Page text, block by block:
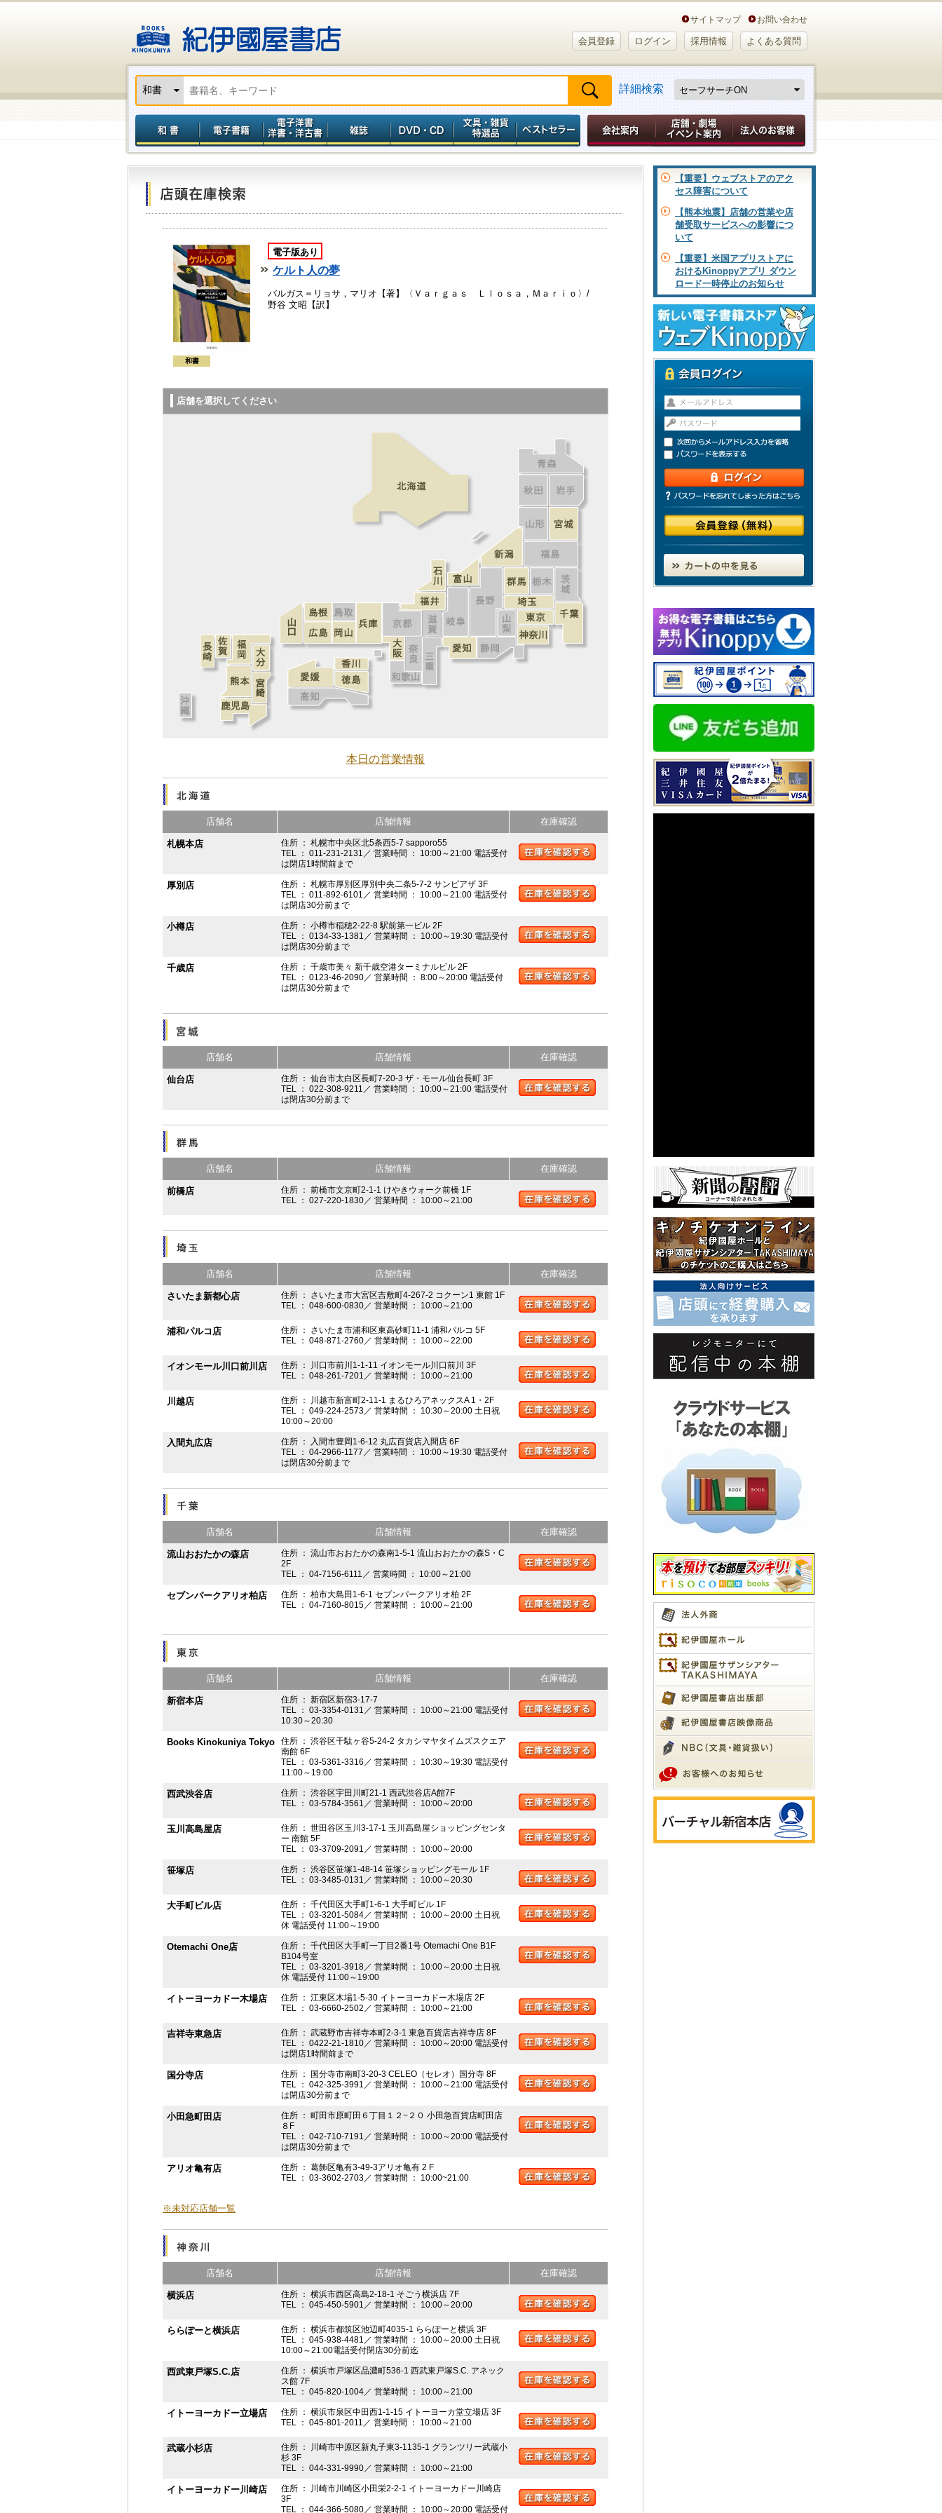
サイトマップ お問い合わせ
会員登録 ログイン 採用情報 よくある質問
詳細検索
和書
電子版あり
ケルト人の夢
バルガス＝リョサ，マリオ【著】〈Ｖａｒｇａｓ Ｌｌｏｓａ，Ｍａｒｉｏ〉/
野谷 文昭【訳】
店舗を選択してください
本日の営業情報
店舗名 店舗情報 在庫確認
札幌本店
住所 ： 札幌市中央区北5条西5-7 sapporo55
TEL ： 011-231-2131／ 営業時間 ： 10:00～21:00 電話受付
は閉店1時間前まで
厚別店
住所 ： 札幌市厚別区厚別中央二条5-7-2 サンピアザ 3F
TEL ： 011-892-6101／ 営業時間 ： 10:00～21:00 電話受付
は閉店30分前まで
小樽店
住所 ： 小樽市稲穂2-22-8 駅前第一ビル 2F
TEL ： 0134-33-1381／ 営業時間 ： 10:00～19:30 電話受付
は閉店30分前まで
千歳店
住所 ： 千歳市美々 新千歳空港ターミナルビル 2F
TEL ： 0123-46-2090／ 営業時間 ： 8:00～20:00 電話受付
は閉店30分前まで
店舗名 店舗情報 在庫確認
仙台店
住所 ： 仙台市太白区長町7-20-3 ザ・モール仙台長町 3F
TEL ： 022-308-9211／ 営業時間 ： 10:00～21:00 電話受付
は閉店30分前まで
店舗名 店舗情報 在庫確認
前橋店
住所 ： 前橋市文京町2-1-1 けやきウォーク前橋 1F
TEL ： 027-220-1830／ 営業時間 ： 10:00～21:00
店舗名 店舗情報 在庫確認
さいたま新都心店
住所 ： さいたま市大宮区吉敷町4-267-2 コクーン1 東館 1F
TEL ： 048-600-0830／ 営業時間 ： 10:00～21:00
浦和パルコ店
住所 ： さいたま市浦和区東高砂町11-1 浦和パルコ 5F
TEL ： 048-871-2760／ 営業時間 ： 10:00～22:00
イオンモール川口前川店
住所 ： 川口市前川1-1-11 イオンモール川口前川 3F
TEL ： 048-261-7201／ 営業時間 ： 10:00～21:00
川越店
住所 ： 川越市新富町2-11-1 まるひろアネックスA 1・2F
TEL ： 049-224-2573／ 営業時間 ： 10:30～20:00 土日祝
10:00～20:00
入間丸広店
住所 ： 入間市豊岡1-6-12 丸広百貨店入間店 6F
TEL ： 04-2966-1177／ 営業時間 ： 10:00～19:30 電話受付
は閉店30分前まで
店舗名 店舗情報 在庫確認
流山おおたかの森店
住所 ： 流山市おおたかの森南1-5-1 流山おおたかの森S・C
2F
TEL ： 04-7156-6111／ 営業時間 ： 10:00～21:00
セブンパークアリオ柏店
住所 ： 柏市大島田1-6-1 セブンパークアリオ柏 2F
TEL ： 04-7160-8015／ 営業時間 ： 10:00～21:00
店舗名 店舗情報 在庫確認
新宿本店
住所 ： 新宿区新宿3-17-7
TEL ： 03-3354-0131／ 営業時間 ： 10:00～21:00 電話受付
10:30～20:30
Books Kinokuniya Tokyo
住所 ： 渋谷区千駄ヶ谷5-24-2 タカシマヤタイムズスクエア
南館 6F
TEL ： 03-5361-3316／ 営業時間 ： 10:30～19:30 電話受付
11:00～19:00
西武渋谷店
住所 ： 渋谷区宇田川町21-1 西武渋谷店A館7F
TEL ： 03-5784-3561／ 営業時間 ： 10:00～20:00
玉川高島屋店
住所 ： 世田谷区玉川3-17-1 玉川高島屋ショッピングセンタ
ー 南館 5F
TEL ： 03-3709-2091／ 営業時間 ： 10:00～20:00
笹塚店
住所 ： 渋谷区笹塚1-48-14 笹塚ショッピングモール 1F
TEL ： 03-3485-0131／ 営業時間 ： 10:00～20:30
大手町ビル店
住所 ： 千代田区大手町1-6-1 大手町ビル 1F
TEL ： 03-3201-5084／ 営業時間 ： 10:00～20:00 土日祝
休 電話受付 11:00～19:00
Otemachi One店
住所 ： 千代田区大手町一丁目2番1号 Otemachi One B1F
B104号室
TEL ： 03-3201-3918／ 営業時間 ： 10:00～20:00 土日祝
休 電話受付 11:00～19:00
イトーヨーカドー木場店
住所 ： 江東区木場1-5-30 イトーヨーカドー木場店 2F
TEL ： 03-6660-2502／ 営業時間 ： 10:00～21:00
吉祥寺東急店
住所 ： 武蔵野市吉祥寺本町2-3-1 東急百貨店吉祥寺店 8F
TEL ： 0422-21-1810／ 営業時間 ： 10:00～20:00 電話受付
は閉店1時間前まで
国分寺店
住所 ： 国分寺市南町3-20-3 CELEO（セレオ）国分寺 8F
TEL ： 042-325-3991／ 営業時間 ： 10:00～21:00 電話受付
は閉店30分前まで
小田急町田店
住所 ： 町田市原町田６丁目１２−２０ 小田急百貨店町田店
８F
TEL ： 042-710-7191／ 営業時間 ： 10:00～20:00 電話受付
は閉店30分前まで
アリオ亀有店
住所 ： 葛飾区亀有3-49-3アリオ亀有 2 F
TEL ： 03-3602-2703／ 営業時間 ： 10:00~21:00
※未対応店舗一覧
店舗名 店舗情報 在庫確認
横浜店
住所 ： 横浜市西区高島2-18-1 そごう横浜店 7F
TEL ： 045-450-5901／ 営業時間 ： 10:00～20:00
ららぽーと横浜店
住所 ： 横浜市都筑区池辺町4035-1 ららぽーと横浜 3F
TEL ： 045-938-4481／ 営業時間 ： 10:00～20:00 土日祝
10:00～21:00電話受付閉店30分前迄
西武東戸塚S.C.店
住所 ： 横浜市戸塚区品濃町536-1 西武東戸塚S.C. アネック
ス館 7F
TEL ： 045-820-1004／ 営業時間 ： 10:00～21:00
イトーヨーカドー立場店
住所 ： 横浜市泉区中田西1-1-15 イトーヨーカ堂立場店 3F
TEL ： 045-801-2011／ 営業時間 ： 10:00～21:00
武蔵小杉店
住所 ： 川崎市中原区新丸子東3-1135-1 グランツリー武蔵小
杉 3F
TEL ： 044-331-9990／ 営業時間 ： 10:00～21:00
イトーヨーカドー川崎店
住所 ： 川崎市川崎区小田栄2-2-1 イトーヨーカドー川崎店
3F
TEL ： 044-366-5080／ 営業時間 ： 10:00～20:00 電話受付
【重要】ウェブストアのアク
セス障害について
【熊本地震】店舗の営業や店
舗受取サービスへの影響につ
いて
【重要】米国アプリストアに
おけるKinoppyアプリ ダウン
ロード一時停止のお知らせ